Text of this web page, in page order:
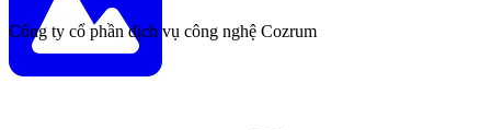
Công ty cổ phần dịch vụ công nghệ Cozrum